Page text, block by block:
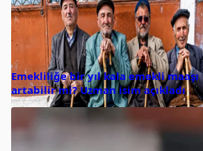
Emekliliğe bir yıl kala emekli maaşı
artabilir mi? Uzman isim açıkladı